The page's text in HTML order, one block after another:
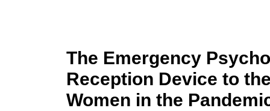
The Emergency
Reception Device to
Women in the